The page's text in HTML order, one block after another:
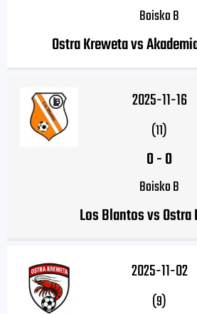
Boisko B
Ostra Kreweta vs
2025-11-16
(11)
0-0
Boisko B
Los Blantos vs Ostra
2025-11-02
(9)